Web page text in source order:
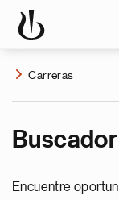
Carreras
Encuentre